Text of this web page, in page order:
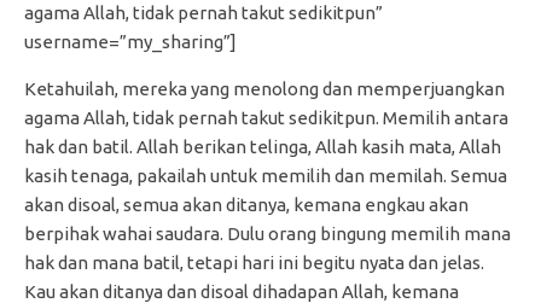
agama Allah, tidak pernah takut sedikitpun”
username=”my_sharing”]
Ketahuilah, mereka yang menolong dan memperjuangkan
agama Allah, tidak pernah takut sedikitpun. Memilih antara
hak dan batil. Allah berikan telinga, Allah kasih mata, Allah
kasih tenaga, pakailah untuk memilih dan memilah. Semua
akan disoal, semua akan ditanya, kemana engkau akan
berpihak wahai saudara. Dulu orang bingung memilih mana
hak dan mana batil, tetapi hari ini begitu nyata dan jelas.
Kau akan ditanya dan disoal dihadapan Allah, kemana